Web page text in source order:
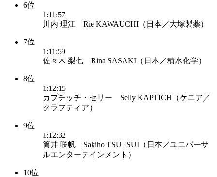
6位
1:11:57
川内 理江 Rie KAWAUCHI（日本／大塚製薬）
7位
1:11:59
佐々木 梨七 Rina SASAKI（日本／積水化学）
8位
1:12:15
カプチッチ・セリー Selly KAPTICH（ケニア／
クラフティア）
9位
1:12:32
筒井 咲帆 Sakiho TSUTSUI（日本／ユニバーサ
ルエンターテインメント）
10位